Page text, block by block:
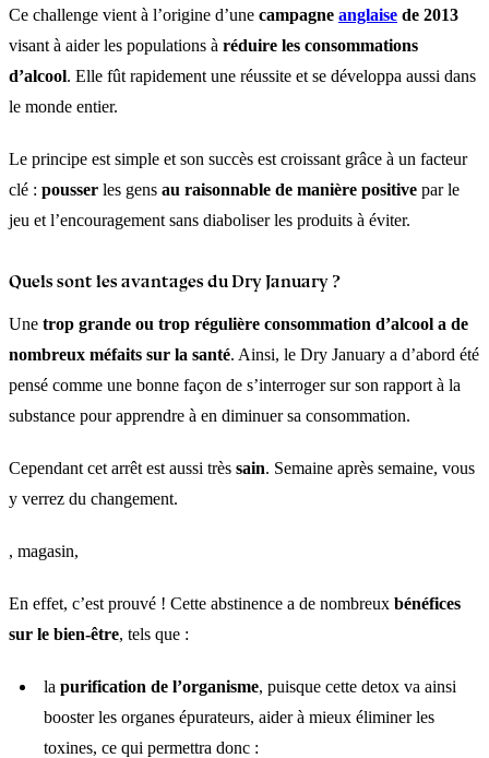
Ce challenge vient à l’origine d’une campagne anglaise de 2013
visant à aider les populations à réduire les consommations
d’alcool. Elle fût rapidement une réussite et se développa aussi dans
le monde entier.
Le principe est simple et son succès est croissant grâce à un facteur
clé : pousser les gens au raisonnable de manière positive par le
jeu et l’encouragement sans diaboliser les produits à éviter.
Quels sont les avantages du Dry January ?
Une trop grande ou trop régulière consommation d’alcool a de
nombreux méfaits sur la santé. Ainsi, le Dry January a d’abord été
pensé comme une bonne façon de s’interroger sur son rapport à la
substance pour apprendre à en diminuer sa consommation.
Cependant cet arrêt est aussi très sain. Semaine après semaine, vous
y verrez du changement.
, magasin,
En effet, c’est prouvé ! Cette abstinence a de nombreux bénéfices
sur le bien-être, tels que :
la purification de l’organisme, puisque cette detox va ainsi
booster les organes épurateurs, aider à mieux éliminer les
toxines, ce qui permettra donc :